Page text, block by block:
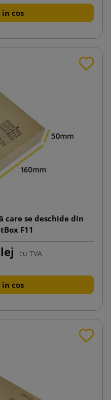
in cos
care se deschide din
F11
cu TVA
in cos